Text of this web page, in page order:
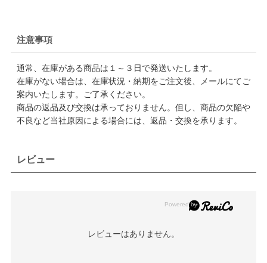
注意事項
通常、在庫がある商品は１～３日で発送いたします。
在庫がない場合は、在庫状況・納期をご注文後、メールにてご
案内いたします。ご了承ください。
商品の返品及び交換は承っておりません。但し、商品の欠陥や
不良など当社原因による場合には、返品・交換を承ります。
レビュー
レビューはありません。